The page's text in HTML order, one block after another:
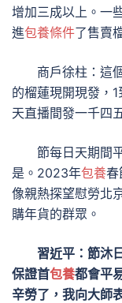
增加三成以上。一
進包養條件了售賣
商戶徐柱：這
的榴蓮現開現發，
天直播間發一千四
節每日天期間
是。2023年包養春
像親熱探望慰勞北
購年貨的群眾。
習近平：節沐
保證首包養都會平
辛勞了，我向大師